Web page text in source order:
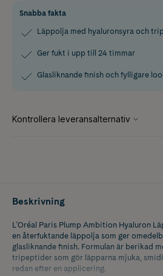
Snabba fakta
Läppolja med hyaluronsyra och
Ger fukt i upp till 24 timmar
Glasliknande finish och fylligare
Beskrivning
L'Oréal Paris Plump Ambition Hyaluron
en återfuktande läppolja som ger
glasliknande finish. Formulan är berikad
tripeptider som gör läpparna mjuka,
redan efter en applicering.